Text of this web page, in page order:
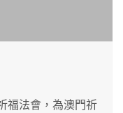
福法會，為澳門祈